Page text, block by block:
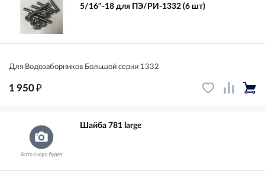
5/16"-18 для ПЭ/РИ-1332 (6 шт)
Для Водозаборников Большой серии 1332
1 950₽
Шайба 781 large